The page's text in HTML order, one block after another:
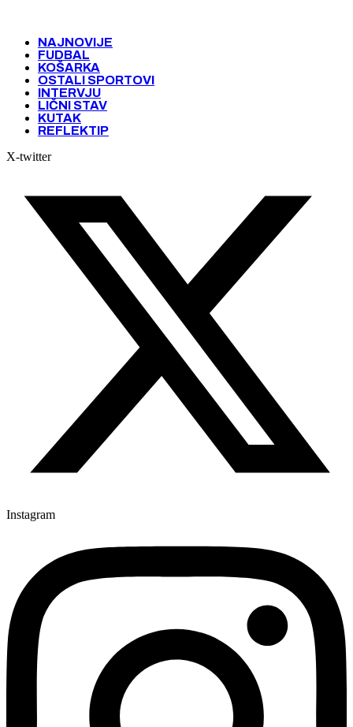
NAJNOVIJE
FUDBAL
KOŠARKA
OSTALI SPORTOVI
INTERVJU
LIČNI STAV
KUTAK
REFLEKTIP
X-twitter
Instagram